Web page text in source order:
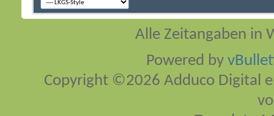
Alle Zeitangaben in
Powered by
Copyright ©2026 Adduco Digital